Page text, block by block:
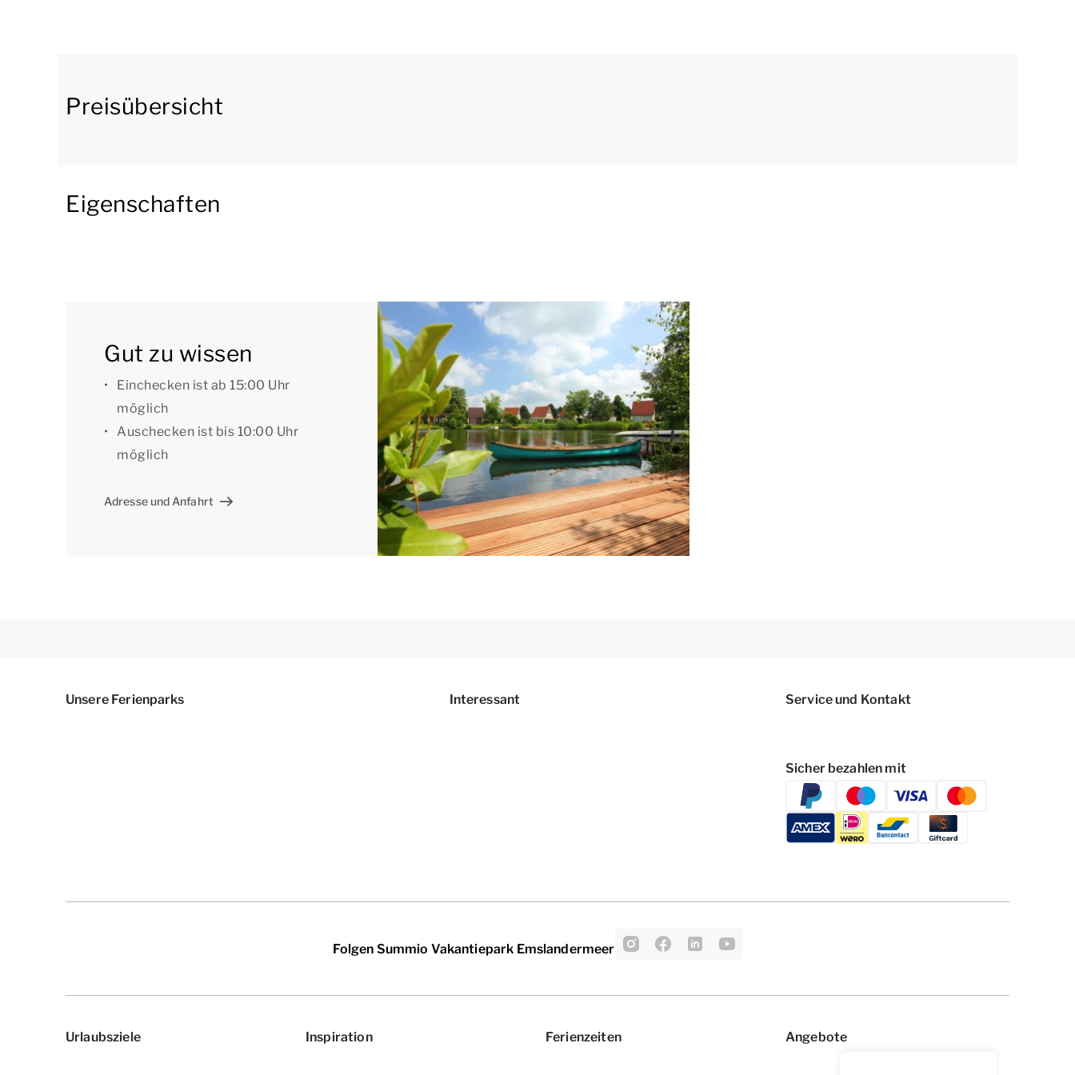
Im Erdgeschoss gibt es 1 Schlafzimmer und 1 Badezimmer. Das Schlafzimmer hat 2 einzelne
Boxspringbetten. Das Badezimmer hat eine begehbare Dusche, eine finnische Sauna und ein
Im ersten Stock gibt es 6 Schlafzimmer und 2 Badezimmer. In 2 Schlafzimmern gibt es 3 einzelne
Draußen gibt es einen Garten mit einer möblierten Terrasse und einem Sonnenschirm. Außerdem
verfügt der Bungalow über einen privaten Bootssteg.
Sie können das kostenlose WLAN nutzen, und an der Unterkunft befindet sich ein Parkplatz für
maximal 4 Autos. Außerdem befinden sich im Park zentrale Parkplätze.
[i]Die Unterkünfte können unterschiedlich gestaltet und eingerichtet sein. Grundrisse und Bilder
sind Beispiele.[/i]
Preisübersicht
Eigenschaften
Gut zu wissen
Einchecken ist ab 15:00 Uhr
möglich
Auschecken ist bis 10:00 Uhr
möglich
Adresse und Anfahrt
Unsere Ferienparks Interessant Service und Kontakt
Sicher bezahlen mit
Folgen Summio Vakantiepark Emslandermeer
Urlaubsziele Inspiration Ferienzeiten Angebote